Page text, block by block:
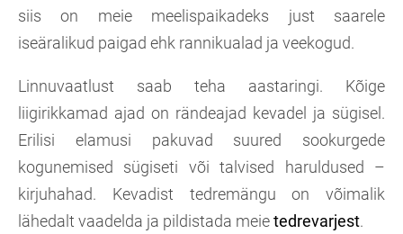
siis on meie meelispaikadeks just saarele
iseäralikud paigad ehk rannikualad ja veekogud.
Linnuvaatlust saab teha aastaringi. Kõige
liigirikkamad ajad on rändeajad kevadel ja sügisel.
Erilisi elamusi pakuvad suured sookurgede
kogunemised sügiseti või talvised haruldused –
kirjuhahad. Kevadist tedremängu on võimalik
lähedalt vaadelda ja pildistada meietedrevarjest.